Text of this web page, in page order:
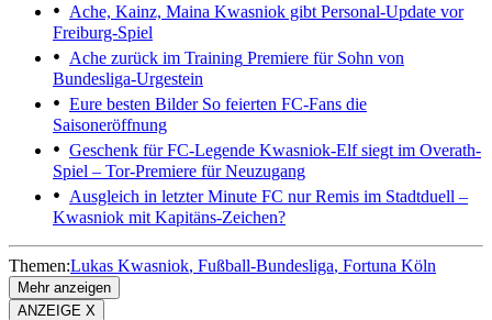
Ache, Kainz, Maina Kwasniok gibt Personal-Update vor
Freiburg-Spiel
Ache zurück im Training Premiere für Sohn von
Bundesliga-Urgestein
Eure besten BilderSo feierten FC-Fans die
Saisoneröffnung
Geschenk für FC-Legende Kwasniok-Elf siegt im Overath-
Spiel – Tor-Premiere für Neuzugang
Ausgleich in letzter Minute FC nur Remis im Stadtduell –
Kwasniok mit Kapitäns-Zeichen?
Themen:Lukas Kwasniok Fußball-Bundesliga Fortuna Köln
Mehr anzeigen
ANZEIGE X